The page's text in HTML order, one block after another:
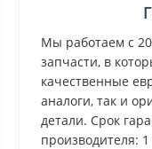
Мы работаем с
запчасти, в
качественные
аналоги, так и
детали. Срок
производителя: